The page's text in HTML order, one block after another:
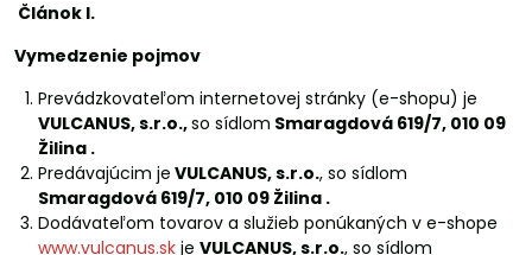
Článok I.
Vymedzenie pojmov
Prevádzkovateľom internetovej stránky (e-shopu) je
VULCANUS, s.r.o.,so sídlom Smaragdová 619/7, 010 09
Žilina .
Predávajúcim je VULCANUS, s.r.o., so sídlom
Smaragdová 619/7, 010 09 Žilina .
Dodávateľom tovarov a služieb ponúkaných v e-shope
www.vulcanus.sk je VULCANUS, s.r.o., so sídlom